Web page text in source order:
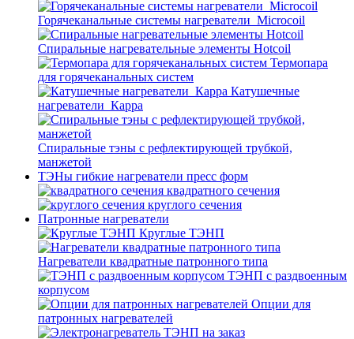
Горячеканальные системы нагреватели_Microcoil
Спиральные нагревательные элементы Hotcoil
Термопара
для горячеканальных систем
Катушечные
нагреватели_Карра
Спиральные тэны с рефлектирующей трубкой,
манжетой
ТЭНы гибкие нагреватели пресс форм
квадратного сечения
круглого сечения
Патронные нагреватели
Круглые ТЭНП
Нагреватели квадратные патронного типа
ТЭНП с раздвоенным
корпусом
Опции для
патронных нагревателей